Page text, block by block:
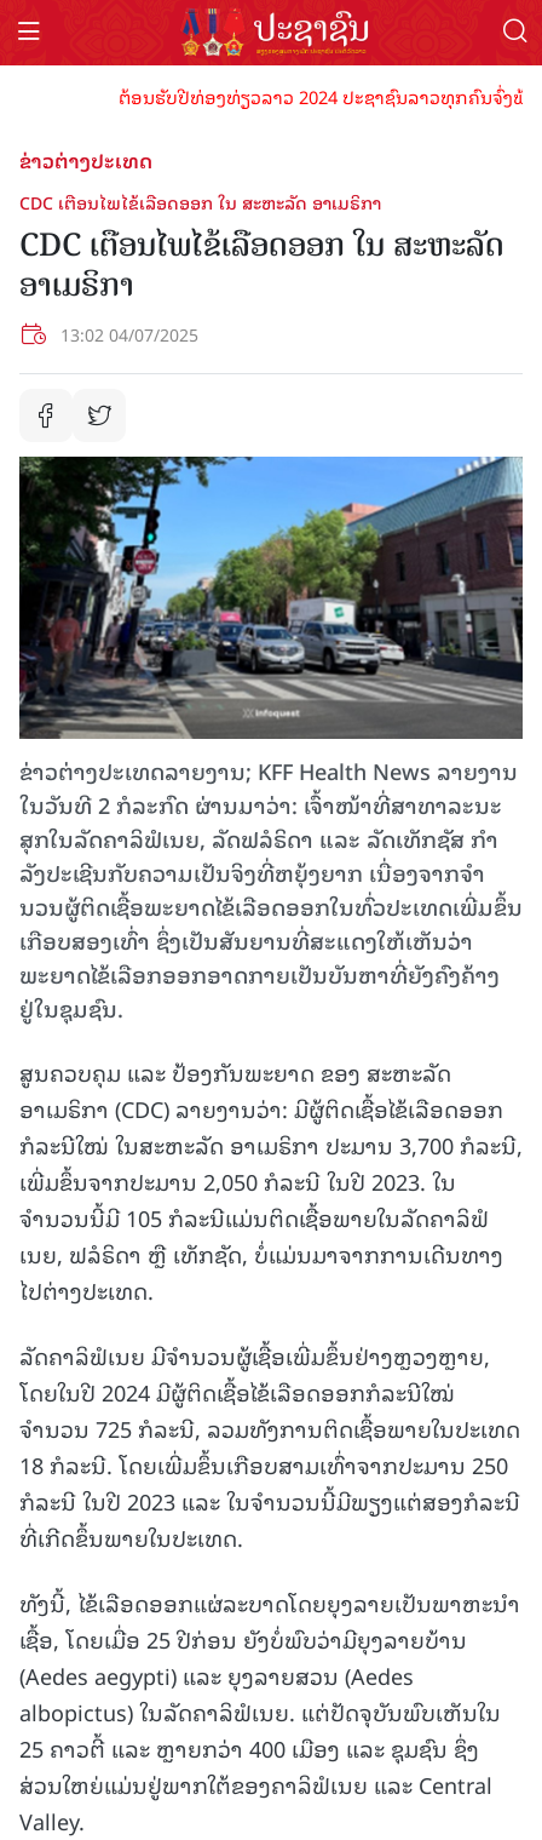
ຕ້ອນຮັບປີທ່ອງທ່ຽວລາວ 2024 ປະຊາຊົນລາວທຸກຄົນຈົ່ງພ້ອ
ຂ່າວຕ່າງປະເທດ
CDC ເຕືອນໄພໄຂ້ເລືອດອອກ ໃນ ສະຫະລັດ ອາເມຣິກາ
CDC ເຕືອນໄພໄຂ້ເລືອດອອກ ໃນ ສະຫະລັດ
ອາເມຣິກາ
13:02 04/07/2025
ຂ່າວຕ່າງປະເທດລາຍງານ; KFF Health News ລາຍງານ
ໃນວັນທີ 2 ກໍລະກົດ ຜ່ານມາວ່າ: ເຈົ້າໜ້າທີ່ສາທາລະນະ
ສຸກໃນລັດຄາລິຟໍເນຍ, ລັດຟລໍຣິດາ ແລະ ລັດເທັກຊັສ ກໍາ
ລັງປະເຊີນກັບຄວາມເປັນຈິງທີ່ຫຍຸ້ງຍາກ ເນື່ອງຈາກຈໍາ
ນວນຜູ້ຕິດເຊື້ອພະຍາດໄຂ້ເລືອດອອກໃນທົ່ວປະເທດເພີ່ມຂຶ້ນ
ເກືອບສອງເທົ່າ ຊຶ່ງເປັນສັນຍານທີ່ສະແດງໃຫ້ເຫັນວ່າ
ພະຍາດໄຂ້ເລືອກອອກອາດກາຍເປັນບັນຫາທີ່ຍັງຄົງຄ້າງ
ຢູ່ໃນຊຸມຊົນ.
ສູນຄວບຄຸມ ແລະ ປ້ອງກັນພະຍາດ ຂອງ ສະຫະລັດ
ອາເມຣິກາ (CDC) ລາຍງານວ່າ: ມີຜູ້ຕິດເຊື້ອໄຂ້ເລືອດອອກ
ກໍລະນີໃໝ່ ໃນສະຫະລັດ ອາເມຣິກາ ປະມານ 3,700 ກໍລະນີ,
ເພີ່ມຂຶ້ນຈາກປະມານ 2,050 ກໍລະນີ ໃນປີ 2023. ໃນ
ຈຳນວນນີ້ມີ 105 ກໍລະນີແມ່ນຕິດເຊື້ອພາຍໃນລັດຄາລິຟໍ
ເນຍ, ຟລໍຣິດາ ຫຼື ເທັກຊັດ, ບໍ່ແມ່ນມາຈາກການເດີນທາງ
ໄປຕ່າງປະເທດ.
ລັດຄາລິຟໍເນຍ ມີຈຳນວນຜູ້ເຊື້ອເພີ່ມຂຶ້ນຢ່າງຫຼວງຫຼາຍ,
ໂດຍໃນປີ 2024 ມີຜູ້ຕິດເຊື້ອໄຂ້ເລືອດອອກກໍລະນີໃໝ່
ຈຳນວນ 725 ກໍລະນີ, ລວມທັງການຕິດເຊື້ອພາຍໃນປະເທດ
18 ກໍລະນີ. ໂດຍເພີ່ມຂຶ້ນເກືອບສາມເທົ່າຈາກປະມານ 250
ກໍລະນີ ໃນປີ 2023 ແລະ ໃນຈໍານວນນີ້ມີພຽງແຕ່ສອງກໍລະນີ
ທີ່ເກີດຂຶ້ນພາຍໃນປະເທດ.
ທັງນີ້, ໄຂ້ເລືອດອອກແຜ່ລະບາດໂດຍຍຸງລາຍເປັນພາຫະນຳ
ເຊື້ອ, ໂດຍເມື່ອ 25 ປີກ່ອນ ຍັງບໍ່ພົບວ່າມີຍຸງລາຍບ້ານ
(Aedes aegypti) ແລະ ຍຸງລາຍສວນ (Aedes
albopictus) ໃນລັດຄາລິຟໍເນຍ. ແຕ່ປັດຈຸບັນພົບເຫັນໃນ
25 ຄາວຕີ້ ແລະ ຫຼາຍກວ່າ 400 ເມືອງ ແລະ ຊຸມຊົນ ຊຶ່ງ
ສ່ວນໃຫຍ່ແມ່ນຢູ່ພາກໃຕ້ຂອງຄາລິຟໍເນຍ ແລະ Central
Valley.